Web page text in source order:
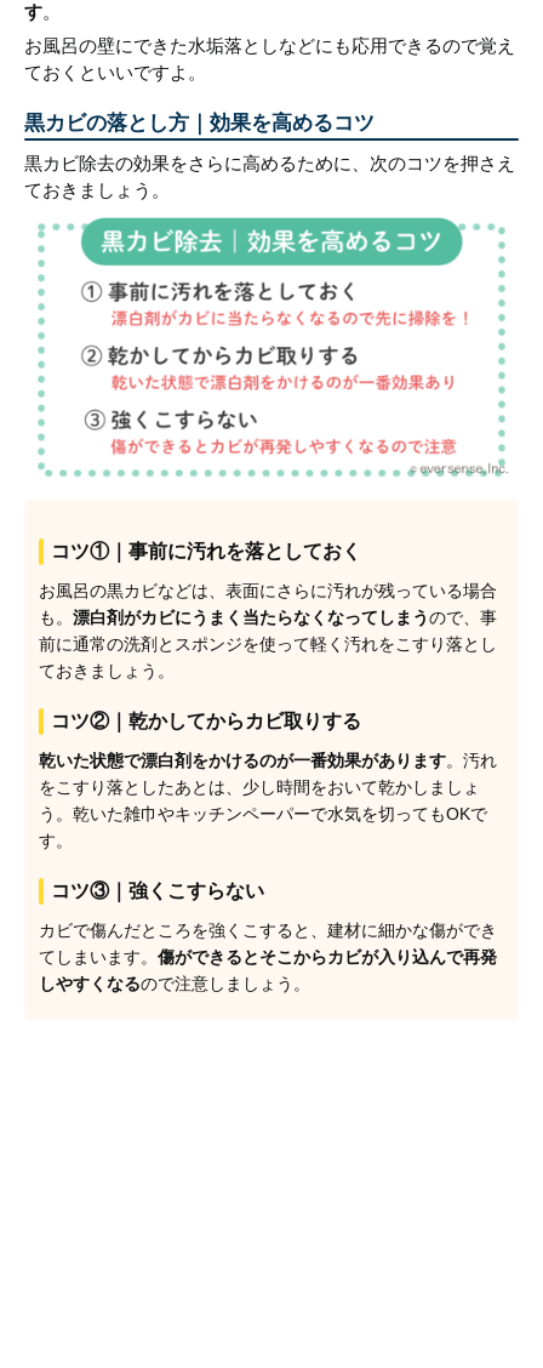
す。
お風呂の壁にできた水垢落としなどにも応用できるので覚え
ておくといいですよ。
黒カビの落とし方｜効果を高めるコツ
黒カビ除去の効果をさらに高めるために、次のコツを押さえ
ておきましょう。
コツ①｜事前に汚れを落としておく
お風呂の黒カビなどは、表面にさらに汚れが残っている場合
も。 漂白剤がカビにうまく当たらなくなってしまうので、事
前に通常の洗剤とスポンジを使って軽く汚れをこすり落とし
ておきましょう。
コツ②｜乾かしてからカビ取りする
乾いた状態で漂白剤をかけるのが一番効果があります。汚れ
をこすり落としたあとは、少し時間をおいて乾かしましょ
う。乾いた雑巾やキッチンペーパーで水気を切ってもOKで
す。
コツ③｜強くこすらない
カビで傷んだところを強くこすると、建材に細かな傷ができ
てしまいます。 傷ができるとそこからカビが入り込んで再発
しやすくなるので注意しましょう。